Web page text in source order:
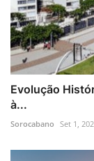
Evolução
à...
Sorocabano Set 1,